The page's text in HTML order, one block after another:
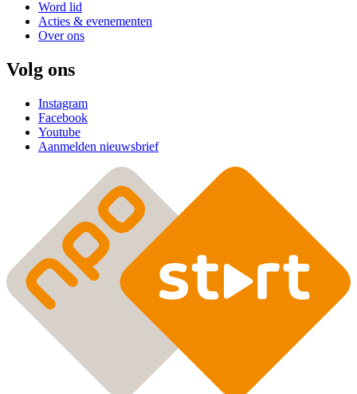
Word lid
Acties & evenementen
Over ons
Volg ons
Instagram
Facebook
Youtube
Aanmelden nieuwsbrief